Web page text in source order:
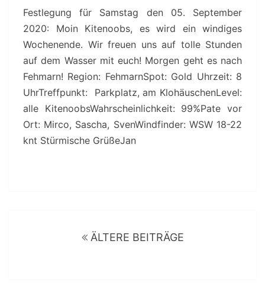
Festlegung für Samstag den 05. September
2020: Moin Kitenoobs, es wird ein windiges
Wochenende. Wir freuen uns auf tolle Stunden
auf dem Wasser mit euch! Morgen geht es nach
Fehmarn! Region: FehmarnSpot: Gold Uhrzeit: 8
UhrTreffpunkt: Parkplatz, am KlohäuschenLevel:
alle KitenoobsWahrscheinlichkeit: 99%Pate vor
Ort: Mirco, Sascha, SvenWindfinder: WSW 18-22
knt Stürmische GrüßeJan
ÄLTERE BEITRÄGE